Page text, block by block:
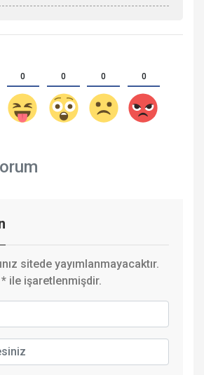
0 0 0 0
sitede yayımlanmayacaktır.
* ile işaretlenmişdir.